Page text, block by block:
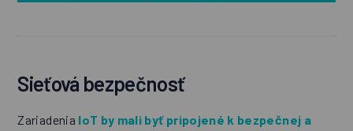
Sieťová bezpečnosť
Zariadenia IoT by mali byť pripojené k bezpečnej a